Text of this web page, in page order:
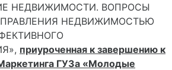
НЕДВИЖИМОСТИ. ВОПРОСЫ
НЕДВИЖИМОСТЬЮ
приуроченная к завершению к
ГУЗа «Молодые